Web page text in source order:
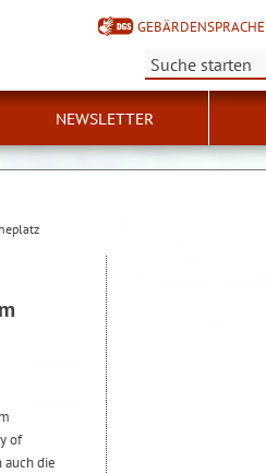
GEBÄRDENSPRACHE
Suche:
NEWSLETTER
of
auch die